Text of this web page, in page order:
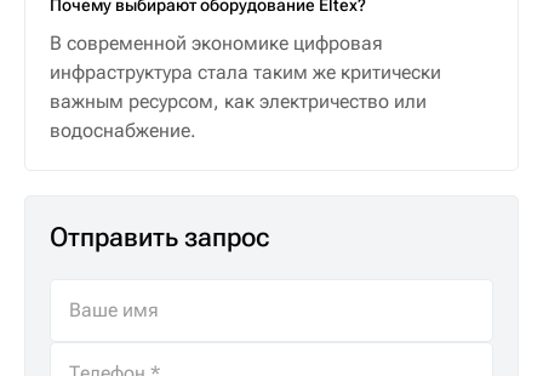
Почему выбирают оборудование Eltex?
В современной экономике цифровая
инфраструктура стала таким же критически
важным ресурсом, как электричество или
водоснабжение.
Отправить запрос